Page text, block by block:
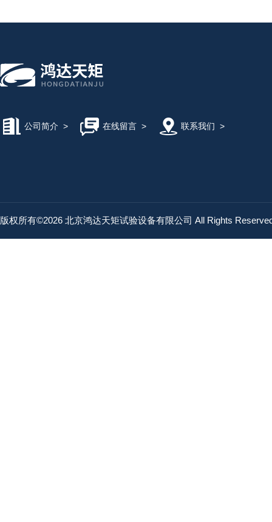
公司简介 > 在线留言> 联系我们 >
版权所有©2026 北京鸿达天矩试验设备有限公司 All Rights